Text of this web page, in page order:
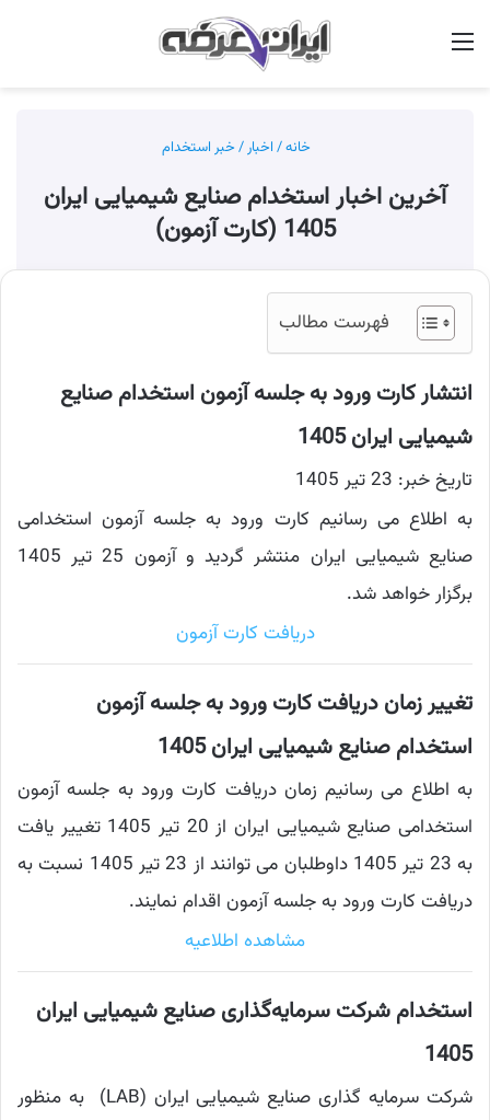
خانه/ اخبار/ خبر استخدام
آخرین اخبار استخدام صنایع شیمیایی ایران
1405 (کارت آزمون)
فهرست مطالب
انتشار کارت ورود به جلسه آزمون استخدام صنایع
شیمیایی ایران 1405
تاریخ خبر: 23 تیر 1405
به اطلاع می رسانیم کارت ورود به جلسه آزمون استخدامی
صنایع شیمیایی ایران منتشر گردید و آزمون 25 تیر 1405
برگزار خواهد شد.
دریافت کارت آزمون
تغییر زمان دریافت کارت ورود به جلسه آزمون
استخدام صنایع شیمیایی ایران 1405
به اطلاع می رسانیم زمان دریافت کارت ورود به جلسه آزمون
استخدامی صنایع شیمیایی ایران از 20 تیر 1405 تغییر یافت
به 23 تیر 1405 داوطلبان می توانند از 23 تیر 1405 نسبت به
دریافت کارت ورود به جلسه آزمون اقدام نمایند.
مشاهده اطلاعیه
استخدام شرکت سرمایه‌گذاری صنایع شیمیایی ایران
1405
شرکت سرمایه گذاری صنایع شیمیایی ایران (LAB) به منظور